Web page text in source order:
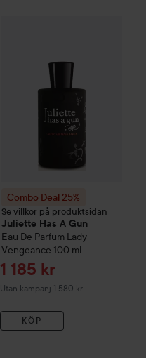
Combo Deal 25%
Se villkor på produktsidan
Juliette Has A Gun
Eau De Parfum Lady
Vengeance 100 ml
Reapris
1 185 kr
Utan kampanj 1 580 kr
KÖP